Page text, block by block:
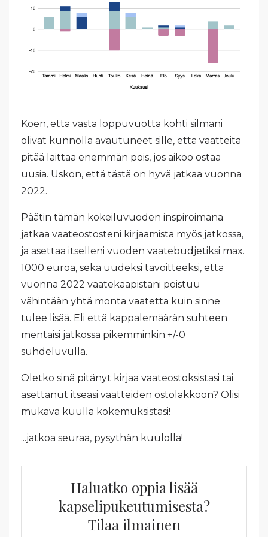
Koen, että vasta loppuvuotta kohti silmäni
olivat kunnolla avautuneet sille, että vaatteita
pitää laittaa enemmän pois, jos aikoo ostaa
uusia. Uskon, että tästä on hyvä jatkaa vuonna
2022.
Päätin tämän kokeiluvuoden inspiroimana
jatkaa vaateostosteni kirjaamista myös jatkossa,
ja asettaa itselleni vuoden vaatebudjetiksi max.
1000 euroa, sekä uudeksi tavoitteeksi, että
vuonna 2022 vaatekaapistani poistuu
vähintään yhtä monta vaatetta kuin sinne
tulee lisää. Eli että kappalemäärän suhteen
mentäisi jatkossa pikemminkin +/-0
suhdeluvulla.
Oletko sinä pitänyt kirjaa vaateostoksistasi tai
asettanut itseäsi vaatteiden ostolakkoon? Olisi
mukava kuulla kokemuksistasi!
...jatkoa seuraa, pysythän kuulolla!
Haluatko oppia lisää
kapselipukeutumisesta?
Tilaa ilmainen